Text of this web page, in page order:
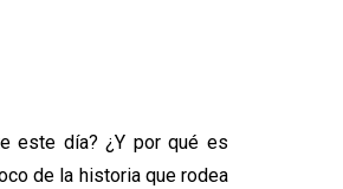
este día? ¿Y por qué es
de la historia que rodea